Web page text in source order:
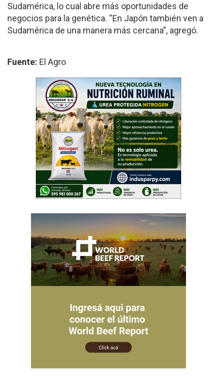
Sudamérica, lo cual abre más oportunidades de
negocios para la genética. “En Japón también ven a
Sudamérica de una manera más cercana”, agregó.
Fuente: El Agro